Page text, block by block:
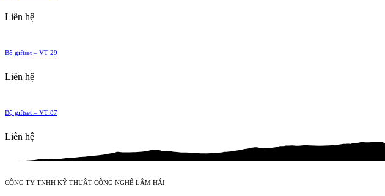
Liên hệ
Bộ giftset – VT 29
Liên hệ
Bộ giftset – VT 87
Liên hệ
CÔNG TY TNHH KỸ THUẬT CÔNG NGHỆ LÂM HẢI